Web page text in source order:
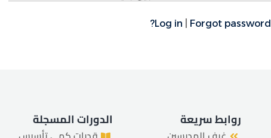
Log in Forgot password?
روابط سريعة الدورات المسجلة